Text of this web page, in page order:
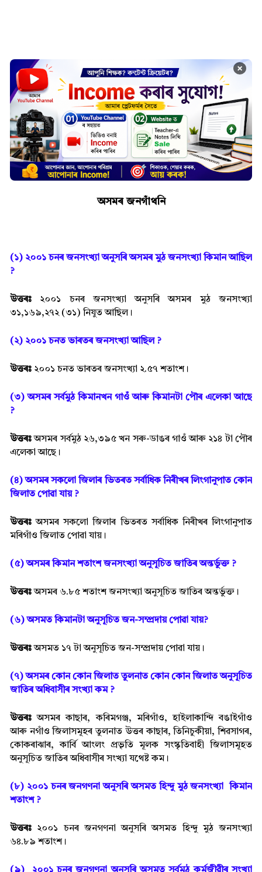
×
অসমৰ জনগাঁথনি
(১) ২০০১ চনৰ জনসংখ্যা অনুসৰি অসমৰ মুঠ জনসংখ্যা কিমান আছিল
?
উত্তৰঃ ২০০১ চনৰ জনসংখ্য়া অনুসৰি অসমৰ মুঠ জনসংখ্যা
৩১,১৬৯,২৭২ (৩১) নিযুত আছিল।
(২) ২০০১ চনত ভাৰতৰ জনসংখ্যা আছিল ?
উত্তৰঃ ২০০১ চনত ভাৰতৰ জনসংখ্যা ২.৫৭ শতাংশ।
(৩) অসমৰ সৰ্বমুঠ কিমানখন গাওঁ আৰু কিমানটা পৌৰ এলেকা আছে
?
উত্তৰঃঅসমৰ সৰ্বমুঠ ২৬,৩৯৫ খন সৰু-ডাঙৰ গাওঁ আৰু ২১৪ টা পৌৰ
এলেকা আছে।
(৪) অসমৰ সকলো জিলাৰ ভিতৰত সৰ্বাধিক নিৰীখৰ লিংগানুপাত কোন
জিলাত পোৱা যায় ?
উত্তৰঃ অসমৰ সকলো জিলাৰ ভিতৰত সৰ্বাধিক নিৰীখৰ লিংগানুপাত
মৰিগাঁও জিলাত পোৱা যায়।
(৫) অসমৰ কিমান শতাংশ জনসংখ্যা অনুসূচিত জাতিৰ অন্তৰ্ভুক্ত ?
উত্তৰঃঅসমৰ ৬.৮৫ শতাংশ জনসংখ্যা অনুসূচিত জাতিৰ অন্তৰ্ভুক্ত।
(৬) অসমত কিমানটা অনুসূচিত জন-সম্প্ৰদায় পোৱা যায়?
উত্তৰঃঅসমত ১৭ টা অনুসূচিত জন-সম্প্ৰদায় পােৱা যায়।
(৭) অসমৰ কোন কোন জিলাত তুলনাত কোন কোন জিলাত অনুসূচিত
জাতিৰ অধিবাসীৰ সংখ্যা কম ?
উত্তৰঃ অসমৰ কাছাৰ, কৰিমগঞ্জ, মৰিগাঁও, হাইলাকান্দি বঙাইগাঁও
আৰু নগাঁও জিলাসমূহৰ তুলনাত উত্তৰ কাছাৰ, তিনিচুকীয়া, শিৱসাগৰ,
কোকৰাঝাৰ, কাৰ্বি আংলং প্ৰভৃতি মূলক সংস্কৃতিবাহী জিলাসমূহত
অনুসূচিত জাতিৰ অধিবাসীৰ সংখ্যা যথেষ্ট কম।
(৮) ২০০১ চনৰ জনগণনা অনুসৰি অসমত হিন্দু মুঠ জনসংখ্যা কিমান
শতাংশ ?
উত্তৰঃ ২০০১ চনৰ জনগণনা অনুসৰি অসমত হিন্দু মুঠ জনসংখ্যা
৬৪.৮৯ শতাংশ।